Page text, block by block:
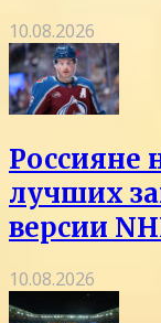
10.08.2026
Россияне
лучших
версии
10.08.2026